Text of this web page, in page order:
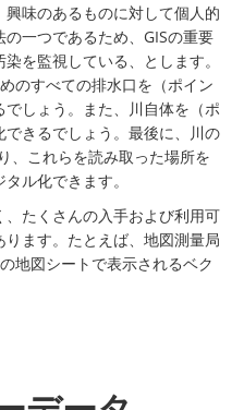
味のあるものに対して個人的
一つであるため、GISの重要
を監視している、とします。
のすべての排水口を（ポイン
でしょう。また、川自体を（ポ
きるでしょう。最後に、川の
、これらを読み取った場所を
ル化できます。
たくさんの入手および利用可
ます。たとえば、地図測量局
地図シートで表示されるベク